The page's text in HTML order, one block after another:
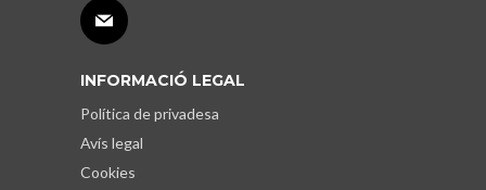
INFORMACIÓ LEGAL
Política de privadesa
Avís legal
Cookies